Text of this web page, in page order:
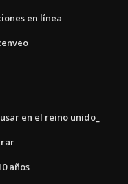
en línea
en el reino unido_
años